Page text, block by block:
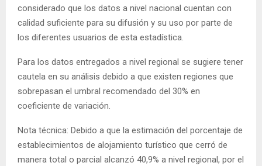
considerado que los datos a nivel nacional cuentan con
calidad suficiente para su difusión y su uso por parte de
los diferentes usuarios de esta estadística.
Para los datos entregados a nivel regional se sugiere tener
cautela en su análisis debido a que existen regiones que
sobrepasan el umbral recomendado del 30% en
coeficiente de variación.
Nota técnica: Debido a que la estimación del porcentaje de
establecimientos de alojamiento turístico que cerró de
manera total o parcial alcanzó 40,9% a nivel regional, por el